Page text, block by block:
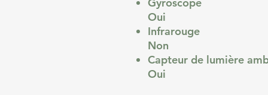
Gyroscope
Oui
Infrarouge
Non
Capteur de lumière
Oui